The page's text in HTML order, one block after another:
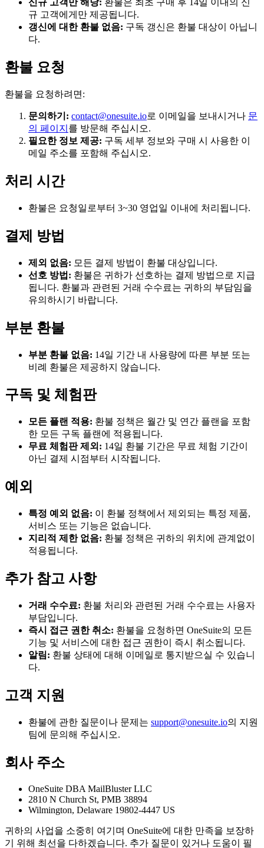
신규 고객만 해당: 환불은 최초 구매 후 14일 이내의 신
규 고객에게만 제공됩니다.
갱신에 대한 환불 없음: 구독 갱신은 환불 대상이 아닙니
다.
환불 요청
환불을 요청하려면:
문의하기: contact@onesuite.io로 이메일을 보내시거나 문
의 페이지 를 방문해 주십시오.
필요한 정보 제공: 구독 세부 정보와 구매 시 사용한 이
메일 주소를 포함해 주십시오.
처리 시간
환불은 요청일로부터 3~30 영업일 이내에 처리됩니다.
결제 방법
제외 없음: 모든 결제 방법이 환불 대상입니다.
선호 방법: 환불은 귀하가 선호하는 결제 방법으로 지급
됩니다. 환불과 관련된 거래 수수료는 귀하의 부담임을
유의하시기 바랍니다.
부분 환불
부분 환불 없음: 14일 기간 내 사용량에 따른 부분 또는
비례 환불은 제공하지 않습니다.
구독 및 체험판
모든 플랜 적용: 환불 정책은 월간 및 연간 플랜을 포함
한 모든 구독 플랜에 적용됩니다.
무료 체험판 제외: 14일 환불 기간은 무료 체험 기간이
아닌 결제 시점부터 시작됩니다.
예외
특정 예외 없음: 이 환불 정책에서 제외되는 특정 제품,
서비스 또는 기능은 없습니다.
지리적 제한 없음: 환불 정책은 귀하의 위치에 관계없이
적용됩니다.
추가 참고 사항
거래 수수료: 환불 처리와 관련된 거래 수수료는 사용자
부담입니다.
즉시 접근 권한 취소: 환불을 요청하면 OneSuite의 모든
기능 및 서비스에 대한 접근 권한이 즉시 취소됩니다.
알림: 환불 상태에 대해 이메일로 통지받으실 수 있습니
다.
고객 지원
환불에 관한 질문이나 문제는 support@onesuite.io의 지원
팀에 문의해 주십시오.
회사 주소
OneSuite DBA MailBluster LLC
2810 N Church St, PMB 38894
Wilmington, Delaware 19802-4447 US
귀하의 사업을 소중히 여기며 OneSuite에 대한 만족을 보장하
기 위해 최선을 다하겠습니다. 추가 질문이 있거나 도움이 필